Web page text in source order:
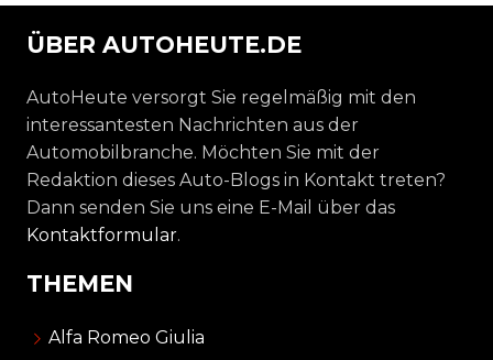
ÜBER AUTOHEUTE.DE
AutoHeute versorgt Sie regelmäßig mit den
interessantesten Nachrichten aus der
Automobilbranche. Möchten Sie mit der
Redaktion dieses Auto-Blogs in Kontakt treten?
Dann senden Sie uns eine E-Mail über das
Kontaktformular.
THEMEN
Alfa Romeo Giulia